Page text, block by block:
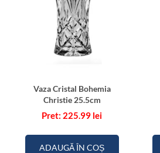
Vaza Cristal Bohemia
Christie 25.5cm
225.99 lei
ADAUGĂ ÎN COȘ